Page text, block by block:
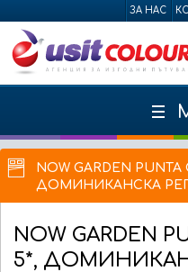
ЗА НАС
NOW GARDEN
ДОМИНИКАНСКА
NOW GARDEN
5*,